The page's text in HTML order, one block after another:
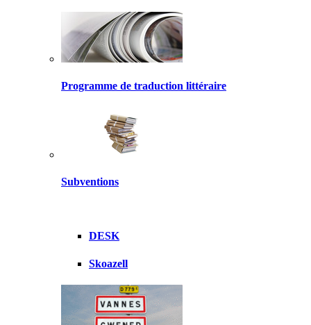
Programme de traduction littéraire
Subventions
DESK
Skoazell